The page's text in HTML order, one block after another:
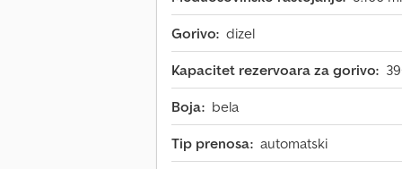
Gorivo: dizel
Kapacitet rezervoara za gorivo:
Boja: bela
Tip prenosa: automatski